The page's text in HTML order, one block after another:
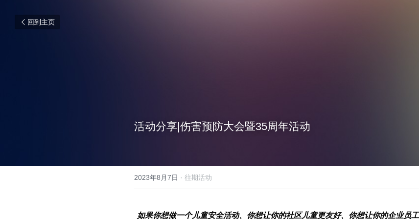
回到主页
活动分享|伤害预防大会暨35周年活动
2023年8月7日 · 往期活动
如果你想做一个儿童安全活动、你想让你的社区儿童更友好、你想让你的企业员